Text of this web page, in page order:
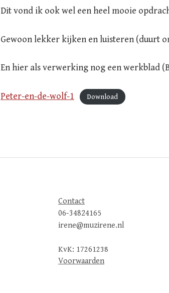
Dit vond ik ook wel een heel mooie
Gewoon lekker kijken en luisteren (duurt
En hier als verwerking nog een werkblad
Peter-en-de-wolf-1 Download
Contact
06-34824165
irene@muzirene.nl
KvK: 17261238
Voorwaarden